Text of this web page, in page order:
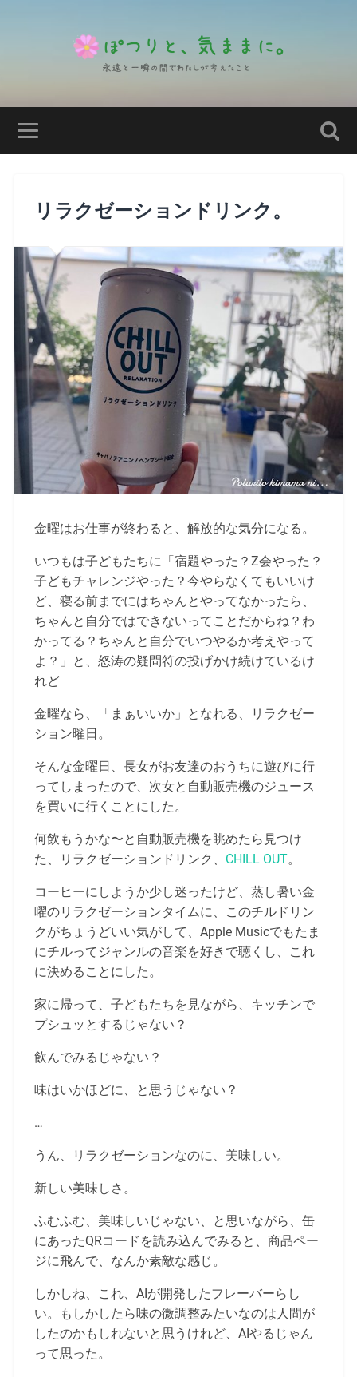
リラクゼーションドリンク。
金曜はお仕事が終わると、解放的な気分になる。
いつもは子どもたちに「宿題やった？Z会やった？
子どもチャレンジやった？今やらなくてもいいけ
ど、寝る前までにはちゃんとやってなかったら、
ちゃんと自分ではできないってことだからね？わ
かってる？ちゃんと自分でいつやるか考えやって
よ？」と、怒涛の疑問符の投げかけ続けているけ
れど
金曜なら、「まぁいいか」となれる、リラクゼー
ション曜日。
そんな金曜日、長女がお友達のおうちに遊びに行
ってしまったので、次女と自動販売機のジュース
を買いに行くことにした。
何飲もうかな〜と自動販売機を眺めたら見つけ
た、リラクゼーションドリンク、 CHILL OUT。
コーヒーにしようか少し迷ったけど、蒸し暑い金
曜のリラクゼーションタイムに、このチルドリン
クがちょうどいい気がして、Apple Musicでもたま
にチルってジャンルの音楽を好きで聴くし、これ
に決めることにした。
家に帰って、子どもたちを見ながら、キッチンで
プシュッとするじゃない？
飲んでみるじゃない？
味はいかほどに、と思うじゃない？
…
うん、リラクゼーションなのに、美味しい。
新しい美味しさ。
ふむふむ、美味しいじゃない、と思いながら、缶
にあったQRコードを読み込んでみると、商品ペー
ジに飛んで、なんか素敵な感じ。
しかしね、これ、AIが開発したフレーバーらし
い。もしかしたら味の微調整みたいなのは人間が
したのかもしれないと思うけれど、AIやるじゃん
って思った。